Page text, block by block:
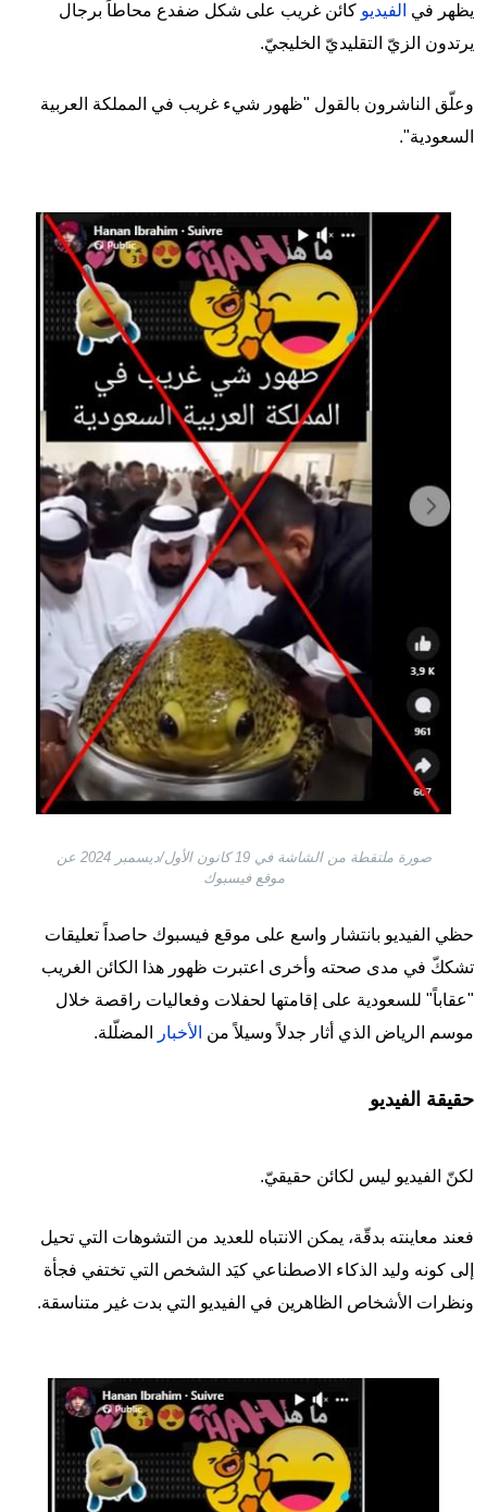
يظهر في الفيديو كائن غريب على شكل ضفدع محاطاً برجال
يرتدون الزيّ التقليديّ الخليجيّ.
وعلّق الناشرون بالقول "ظهور شيء غريب في المملكة العربية
السعودية".
Image
صورة ملتقطة من الشاشة في 19 كانون الأول/ديسمبر 2024 عن
موقع فيسبوك
حظي الفيديو بانتشار واسع على موقع فيسبوك حاصداً تعليقات
تشككّ في مدى صحته وأخرى اعتبرت ظهور هذا الكائن الغريب
"عقاباً" للسعودية على إقامتها لحفلات وفعاليات راقصة خلال
موسم الرياض الذي أثار جدلاً وسيلاً من الأخبار المضلّلة.
حقيقة الفيديو
لكنّ الفيديو ليس لكائن حقيقيّ.
فعند معاينته بدقّة، يمكن الانتباه للعديد من التشوهات التي تحيل
إلى كونه وليد الذكاء الاصطناعي كيَد الشخص التي تختفي فجأة
ونظرات الأشخاص الظاهرين في الفيديو التي بدت غير متناسقة.